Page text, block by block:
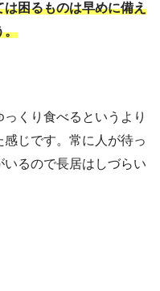
困るものは早めに備え
。
くり食べるというより
じです。常に人が待っ
るので長居はしづらい